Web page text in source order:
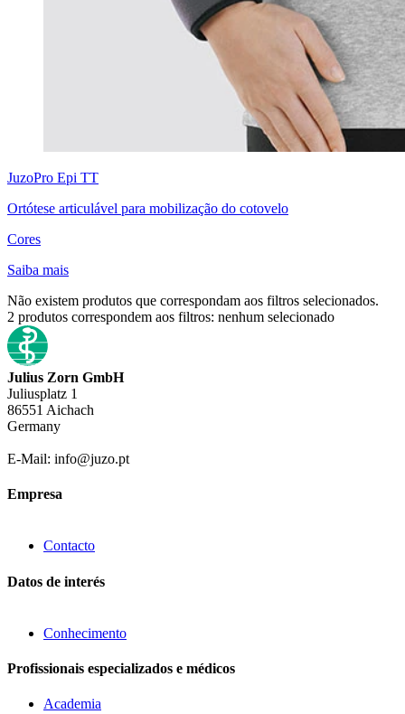
JuzoPro Epi TT
Ortótese articulável para mobilização do cotovelo
Cores
Saiba mais
Não existem produtos que correspondam aos filtros selecionados.
2 produtos correspondem aos filtros: nenhum selecionado
Julius Zorn GmbH
Juliusplatz 1
86551 Aichach
Germany
E-Mail: info@juzo.pt
Empresa
Contacto
Datos de interés
Conhecimento
Profissionais especializados e médicos
Academia